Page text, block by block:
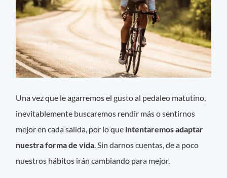
Una vez que le agarremos el gusto al pedaleo matutino,
inevitablemente buscaremos rendir más o sentirnos
mejor en cada salida, por lo que intentaremos adaptar
nuestra forma de vida. Sin darnos cuentas, de a poco
nuestros hábitos irán cambiando para mejor.